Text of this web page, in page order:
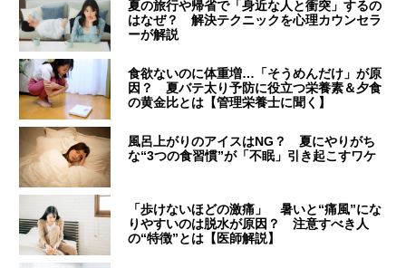
夏の旅行や帰省で「身近な人と衝突」するの
はなぜ？ 解決テクニックを心理カウンセラ
ーが解説
食欲ないのに体重増…「そうめんだけ」が原
因？ 夏バテ太り予防に役立つ栄養素＆夕食
の黄金比とは【管理栄養士に聞く】
風呂上がりのアイスはNG？ 夏にやりがち
な“3つの食習慣”が「不眠」引き起こすワケ
「歩けないほどの激痛」 暑いと“痛風”にな
りやすいのは脱水が原因？ 注意すべき人
の“特徴”とは【医師解説】